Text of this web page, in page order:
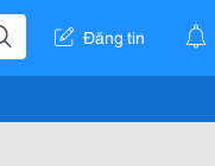
Đăng tin